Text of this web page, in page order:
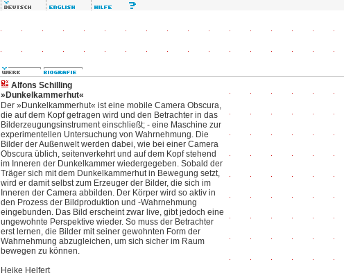
Alfons Schilling
»Dunkelkammerhut«
Der »Dunkelkammerhut« ist eine mobile Camera Obscura,
die auf dem Kopf getragen wird und den Betrachter in das
Bilderzeugungsinstrument einschließt; - eine Maschine zur
experimentellen Untersuchung von Wahrnehmung. Die
Bilder der Außenwelt werden dabei, wie bei einer Camera
Obscura üblich, seitenverkehrt und auf dem Kopf stehend
im Inneren der Dunkelkammer wiedergegeben. Sobald der
Träger sich mit dem Dunkelkammerhut in Bewegung setzt,
wird er damit selbst zum Erzeuger der Bilder, die sich im
Inneren der Camera abbilden. Der Körper wird so aktiv in
den Prozess der Bildproduktion und -Wahrnehmung
eingebunden. Das Bild erscheint zwar live, gibt jedoch eine
ungewohnte Perspektive wieder. So muss der Betrachter
erst lernen, die Bilder mit seiner gewohnten Form der
Wahrnehmung abzugleichen, um sich sicher im Raum
bewegen zu können.
Heike Helfert